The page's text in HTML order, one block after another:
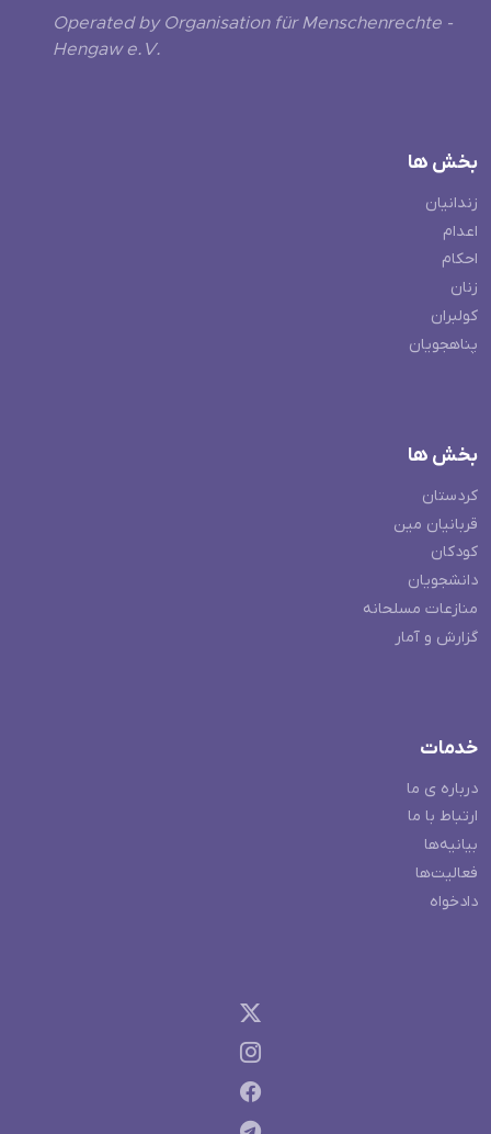
Operated by Organisation für Menschenrechte -
Hengaw e.V.
بخش ها
زندانیان
اعدام
احکام
زنان
کولبران
پناهجویان
بخش ها
کردستان
قربانیان مین
کودکان
دانشجویان
منازعات مسلحانه
گزارش و آمار
خدمات
درباره ی ما
ارتباط با ما
بیانیه‌ها
فعالیت‌ها
دادخواه